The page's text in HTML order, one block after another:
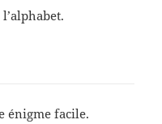
énigme facile.